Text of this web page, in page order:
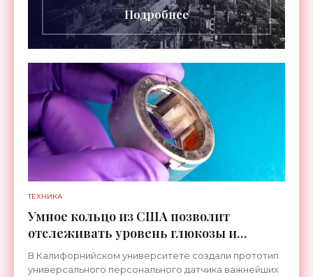
Подробнее
ТЕХНИКА
Умное кольцо из США позволит
отслеживать уровень глюкозы и
многих других веществ в крови -
«Технологии»
В Калифорнийском университете создали прототип
универсального персонального датчика важнейших